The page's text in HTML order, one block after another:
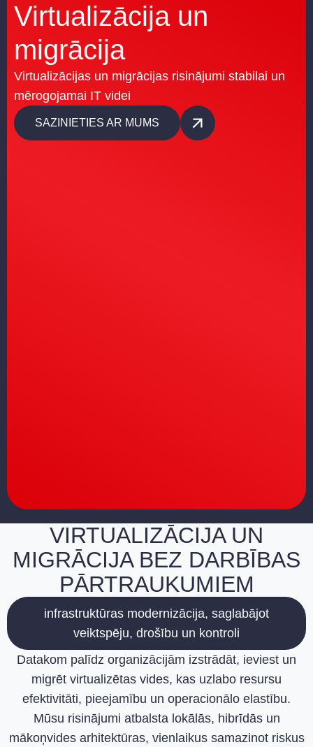
Virtualizācija un
migrācija
Virtualizācijas un migrācijas risinājumi stabilai un
mērogojamai IT videi
SAZINIETIES AR MUMS
VIRTUALIZĀCIJA UN
MIGRĀCIJA BEZ DARBĪBAS
PĀRTRAUKUMIEM
infrastruktūras modernizācija, saglabājot
veiktspēju, drošību un kontroli
Datakom palīdz organizācijām izstrādāt, ieviest un
migrēt virtualizētas vides, kas uzlabo resursu
efektivitāti, pieejamību un operacionālo elastību.
Mūsu risinājumi atbalsta lokālās, hibrīdās un
mākoņvides arhitektūras, vienlaikus samazinot riskus